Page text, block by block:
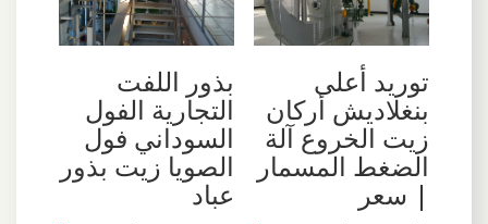
توريد أعلى
بنغلاديش أركان
زيت الخروع آلة
الضغط المسمار
| سعر
بذور اللفت
التجارية الفول
السوداني فول
الصويا زيت بذور
عباد